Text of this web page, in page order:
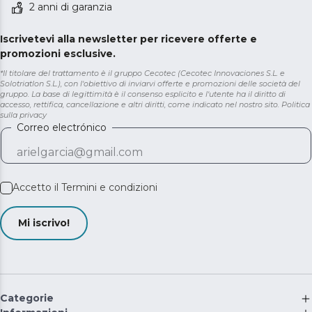
2 anni di garanzia
Iscrivetevi alla newsletter per ricevere offerte e
promozioni esclusive.
*Il titolare del trattamento è il gruppo Cecotec (Cecotec Innovaciones S.L. e
Solotriatlon S.L.), con l'obiettivo di inviarvi offerte e promozioni delle società del
gruppo. La base di legittimità è il consenso esplicito e l'utente ha il diritto di
accesso, rettifica, cancellazione e altri diritti, come indicato nel nostro sito. Politica
sulla privacy
Correo electrónico
Accetto il Termini e condizioni
Mi iscrivo!
Categorie